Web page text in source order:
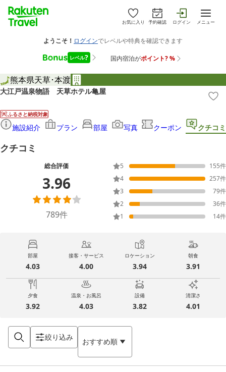
お気に入り 予約確認 ログイン メニュー
熊本県天草･本渡
大江戸温泉物語 天草ホテル亀屋
ふるさと納税対象
施設紹介 プラン 部屋 写真 クーポン クチコミ
クチコミ
総合評価
3.96
789件
5 155件
4
257件
3
79件
2
36件
1
14件
部屋
4.03
接客・サービス
4.00
ロケーション
3.94
朝食
3.91
夕食
3.92
温泉・お風呂
4.03
設備
3.82
清潔さ
4.01
絞り込み おすすめ順